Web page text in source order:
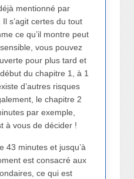
mentionné par
s’agit certes du tout
ce qu’il montre peut
vous pouvez
pour plus tard et
du chapitre 1, à 1
d’autres risques
le chapitre 2
par exemple,
à vous de décider !
43 minutes et jusqu’à
est consacré aux
ce qui est